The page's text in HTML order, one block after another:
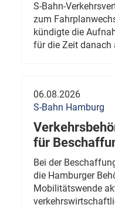
S-Bahn-
zum
kündigte die
für die Zeit danach
06.08.2026
S-Bahn Hamburg
für
Bei der
die Hamburger
Mobilitätswende